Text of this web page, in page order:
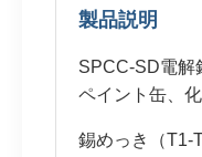
製品説明
SPCC-SD電解
ペイント缶、
錫めっき（T1-